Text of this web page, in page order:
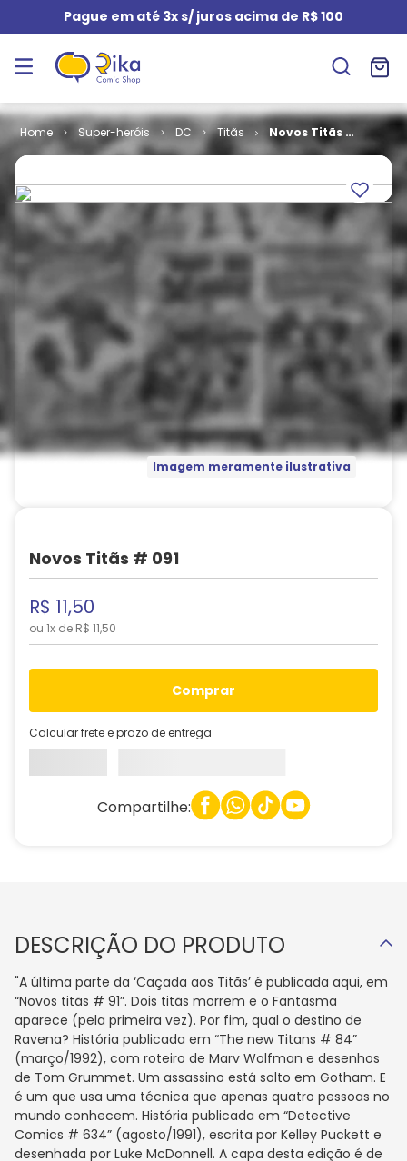
Pague em até 3x s/ juros acima de R$ 100
Super-heróis DC Titãs
Novos Titãs #
091
Imagem meramente ilustrativa
Novos Titãs # 091
R$ 11,50
ou 1x de R$ 11,50
comprar
Calcular frete e prazo de entrega
Compartilhe:
DESCRIÇÃO DO PRODUTO
"A última parte da ‘Caçada aos Titãs’ é publicada aqui, em
“Novos titãs # 91”. Dois titãs morrem e o Fantasma
aparece (pela primeira vez). Por fim, qual o destino de
Ravena? História publicada em “The new Titans # 84”
(março/1992), com roteiro de Marv Wolfman e desenhos
de Tom Grummet. Um assassino está solto em Gotham. E
é um que usa uma técnica que apenas quatro pessoas no
mundo conhecem. História publicada em “Detective
Comics # 634” (agosto/1991), escrita por Kelley Puckett e
desenhada por Luke McDonnell. A capa desta edição é de